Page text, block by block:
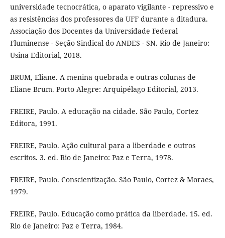
universidade tecnocrática, o aparato vigilante - repressivo e
as resistências dos professores da UFF durante a ditadura.
Associação dos Docentes da Universidade Federal
Fluminense - Seção Sindical do ANDES - SN. Rio de Janeiro:
Usina Editorial, 2018.
BRUM, Eliane. A menina quebrada e outras colunas de
Eliane Brum. Porto Alegre: Arquipélago Editorial, 2013.
FREIRE, Paulo. A educação na cidade. São Paulo, Cortez
Editora, 1991.
FREIRE, Paulo. Ação cultural para a liberdade e outros
escritos. 3. ed. Rio de Janeiro: Paz e Terra, 1978.
FREIRE, Paulo. Conscientização. São Paulo, Cortez & Moraes,
1979.
FREIRE, Paulo. Educação como prática da liberdade. 15. ed.
Rio de Janeiro: Paz e Terra, 1984.